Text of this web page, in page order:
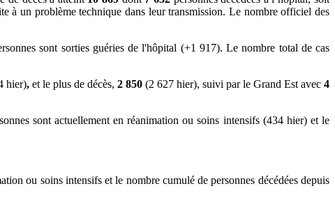
à un problème technique dans leur transmission. Le nombre officiel des
sont sorties guéries de l'hôpital (+1 917). Le nombre total de cas
hier), et le plus de décès, 2 850 (2 627 hier), suivi par le Grand Est avec 4
sont actuellement en réanimation ou soins intensifs (434 hier) et le
ou soins intensifs et le nombre cumulé de personnes décédées depuis